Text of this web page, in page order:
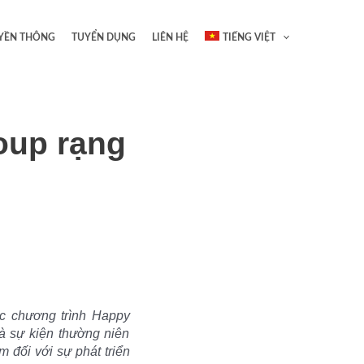
THÔNG TUYỂN DỤNG LIÊN HỆ TIẾNG VIỆT
rạng
chương trình Happy
sự kiện thường niên
đối với sự phát triển